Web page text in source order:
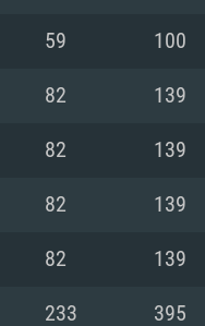
AMD
트)
Mac 버전
트)
그래픽 드라
라이버를
지원 해상도
59 100
82 139
82 139
82 139
82 139
233 395